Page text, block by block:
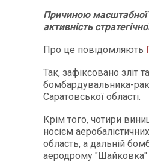
Причиною масштабної
активність
Про це повідомляють
Так, зафіксовано зліт
бомбардувальника-
Саратовської області.
Крім того, чотири
носієм
область, а дальній
аеродрому "Шайковка"